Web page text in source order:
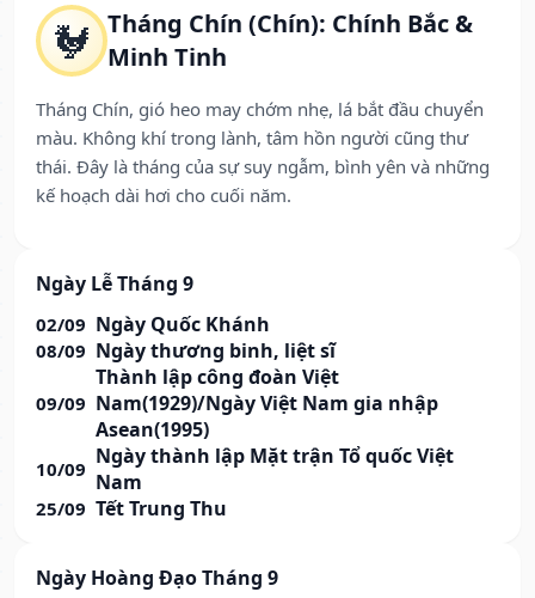
🐓 Tháng Chín (Chín): Chính Bắc &
Minh Tinh
Tháng Chín, gió heo may chớm nhẹ, lá bắt đầu chuyển
màu. Không khí trong lành, tâm hồn người cũng thư
thái. Đây là tháng của sự suy ngẫm, bình yên và những
kế hoạch dài hơi cho cuối năm.
Ngày Lễ Tháng 9
02/09 Ngày Quốc Khánh
08/09 Ngày thương binh, liệt sĩ
09/09
Thành lập công đoàn Việt
Nam(1929)/Ngày Việt Nam gia nhập
Asean(1995)
10/09 Ngày thành lập Mặt trận Tổ quốc Việt
Nam
25/09 Tết Trung Thu
Ngày Hoàng Đạo Tháng 9